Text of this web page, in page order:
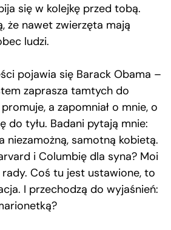
się w kolejkę przed tobą.
że nawet zwierzęta mają
ludzi.
pojawia się Barack Obama –
zaprasza tamtych do
a zapomniał o mnie, o
do tyłu. Badani pytają mnie:
niezamożną, samotną kobietą.
i Columbię dla syna? Moi
Coś tu jest ustawione, to
I przechodzą do wyjaśnień: